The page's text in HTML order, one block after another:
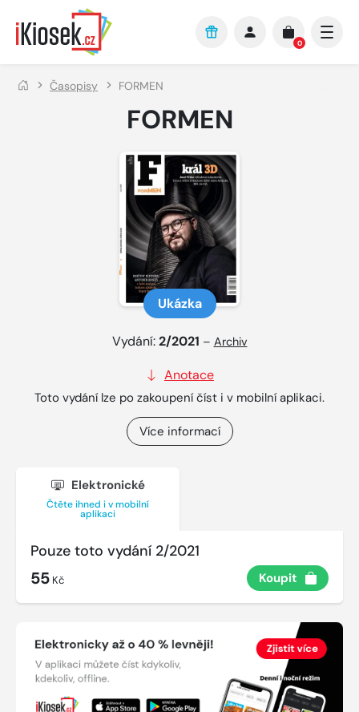
Přejít na hlavní obsah
0
Časopisy FORMEN
FORMEN
Ukázka
Vydání:2/2021 – Archiv
Anotace
Toto vydání lze po zakoupení číst i v mobilní aplikaci.
Více informací
Elektronické
Čtěte ihned i v mobilní
aplikaci
Pouze toto vydání 2/2021
55 Kč Koupit